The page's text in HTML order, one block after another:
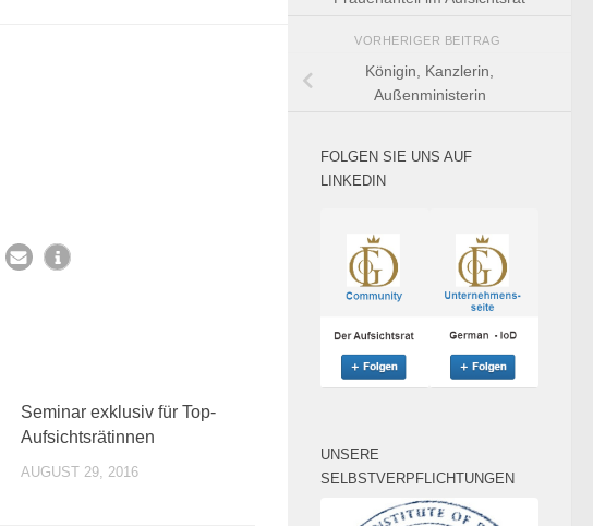
Seminar exklusiv für Top-
Aufsichtsrätinnen
AUGUST 29, 2016
VORHERIGER BEITRAG
Königin, Kanzlerin,
Außenministerin
FOLGEN SIE UNS AUF
LINKEDIN
UNSERE
SELBSTVERPFLICHTUNGEN